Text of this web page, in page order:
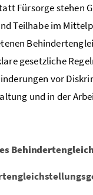
Fürsorge stehen
Teilhabe im
gesetzliche
vor
und in der